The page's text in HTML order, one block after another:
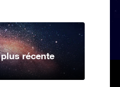
récente